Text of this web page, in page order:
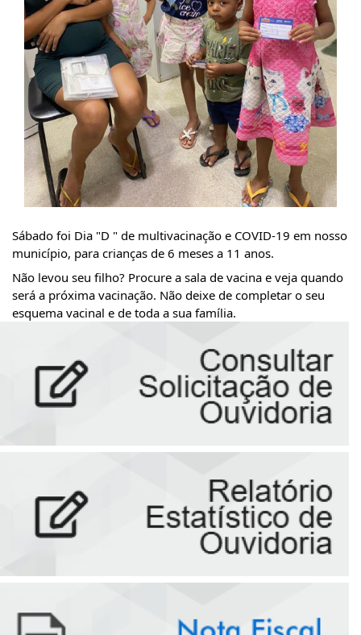
Sábado foi Dia "D " de multivacinação e COVID-19 em nosso
município, para crianças de 6 meses a 11 anos.
Não levou seu filho? Procure a sala de vacina e veja quando
será a próxima vacinação. Não deixe de completar o seu
esquema vacinal e de toda a sua família.